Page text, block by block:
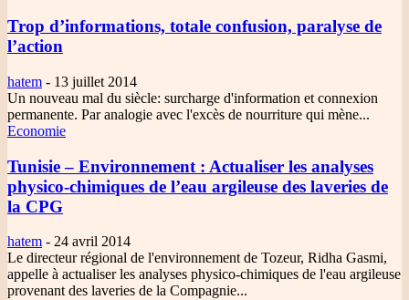
Trop d’informations, totale confusion, paralyse de
l’action
hatem - 13 juillet 2014
Un nouveau mal du siècle: surcharge d'information et connexion
permanente. Par analogie avec l'excès de nourriture qui mène...
Economie
Tunisie – Environnement : Actualiser les analyses
physico-chimiques de l’eau argileuse des laveries de
la CPG
hatem - 24 avril 2014
Le directeur régional de l'environnement de Tozeur, Ridha Gasmi,
appelle à actualiser les analyses physico-chimiques de l'eau argileuse
provenant des laveries de la Compagnie...